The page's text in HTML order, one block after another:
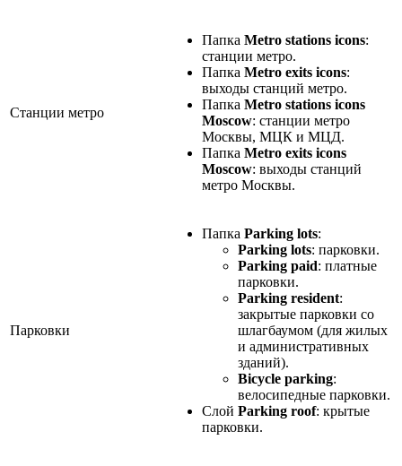
Станции метро
Папка Metro stations icons:
станции метро.
Папка Metro exits icons:
выходы станций метро.
Папка Metro stations icons
Moscow: станции метро
Москвы, МЦК и МЦД.
Папка Metro exits icons
Moscow: выходы станций
метро Москвы.
Парковки
Папка Parking lots:
Parking lots: парковки.
Parking paid: платные
парковки.
Parking resident:
закрытые парковки со
шлагбаумом (для жилых
и административных
зданий).
Bicycle parking:
велосипедные парковки.
Слой Parking roof: крытые
парковки.